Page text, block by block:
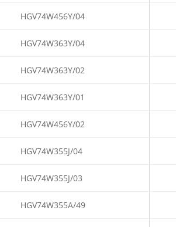
HGV74W456Y/04
HGV74W363Y/04
HGV74W363Y/02
HGV74W363Y/01
HGV74W456Y/02
HGV74W355J/04
HGV74W355J/03
HGV74W355A/49